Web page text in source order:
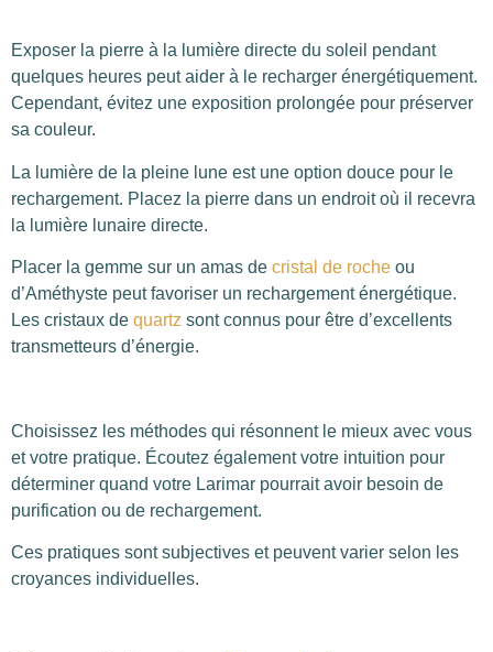
Exposer la pierre à la lumière directe du soleil pendant
quelques heures peut aider à le recharger énergétiquement.
Cependant, évitez une exposition prolongée pour préserver
sa couleur.
La lumière de la pleine lune est une option douce pour le
rechargement. Placez la pierre dans un endroit où il recevra
la lumière lunaire directe.
Placer la gemme sur un amas de cristal de roche ou
d’Améthyste peut favoriser un rechargement énergétique.
Les cristaux de quartz sont connus pour être d’excellents
transmetteurs d’énergie.
Choisissez les méthodes qui résonnent le mieux avec vous
et votre pratique. Écoutez également votre intuition pour
déterminer quand votre Larimar pourrait avoir besoin de
purification ou de rechargement.
Ces pratiques sont subjectives et peuvent varier selon les
croyances individuelles.